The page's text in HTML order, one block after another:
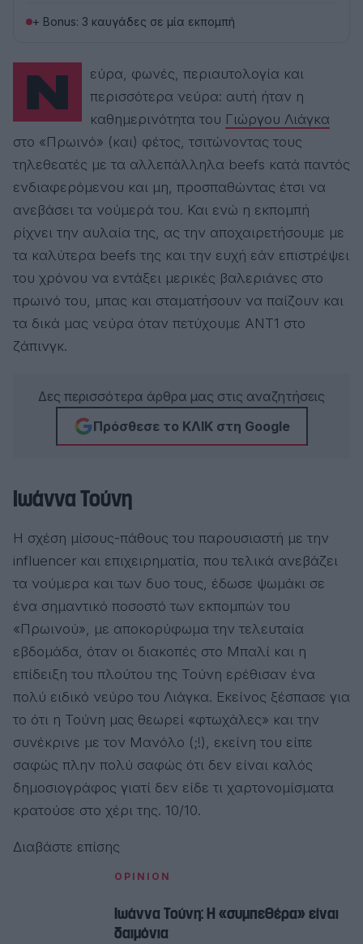
+ Bonus: 3 καυγάδες σε μία εκπομπή
Νεύρα, φωνές, περιαυτολογία και
περισσότερα νεύρα: αυτή ήταν η
καθημερινότητα του Γιώργου Λιάγκα
στο «Πρωινό» (και) φέτος, τσιτώνοντας τους
τηλεθεατές με τα αλλεπάλληλα beefs κατά παντός
ενδιαφερόμενου και μη, προσπαθώντας έτσι να
ανεβάσει τα νούμερά του. Και ενώ η εκπομπή
ρίχνει την αυλαία της, ας την αποχαιρετήσουμε με
τα καλύτερα beefs της και την ευχή εάν επιστρέψει
του χρόνου να εντάξει μερικές βαλεριάνες στο
πρωινό του, μπας και σταματήσουν να παίζουν και
τα δικά μας νεύρα όταν πετύχουμε ΑΝΤ1 στο
ζάπινγκ.
Δες περισσότερα άρθρα μας στις αναζητήσεις
Πρόσθεσε το ΚΛΙΚ στη Google
Ιωάννα Τούνη
Η σχέση μίσους-πάθους του παρουσιαστή με την
influencer και επιχειρηματία, που τελικά ανεβάζει
τα νούμερα και των δυο τους, έδωσε ψωμάκι σε
ένα σημαντικό ποσοστό των εκπομπών του
«Πρωινού», με αποκορύφωμα την τελευταία
εβδομάδα, όταν οι διακοπές στο Μπαλί και η
επίδειξη του πλούτου της Τούνη ερέθισαν ένα
πολύ ειδικό νεύρο του Λιάγκα. Εκείνος ξέσπασε για
το ότι η Τούνη μας θεωρεί «φτωχάλες» και την
συνέκρινε με τον Μανόλο (;!), εκείνη του είπε
σαφώς πλην πολύ σαφώς ότι δεν είναι καλός
δημοσιογράφος γιατί δεν είδε τι χαρτονομίσματα
κρατούσε στο χέρι της. 10/10.
Διαβάστε επίσης
OPINION
Ιωάννα Τούνη: Η «συμπεθέρα» είναι
δαιμόνια